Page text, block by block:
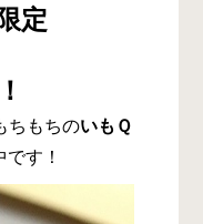
定
ちもちのいもＱ
す！